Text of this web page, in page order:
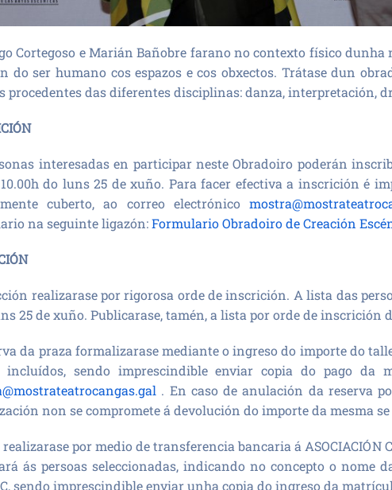
Cortegoso e Marián Bañobre farano no contexto físico
do ser humano cos espazos e cos obxectos. Trátase dun
procedentes das diferentes disciplinas: danza, interpretación,
interesadas en participar neste Obradoiro poderán
do luns 25 de xuño. Para facer efectiva a inscrición é
cuberto, ao correo electrónico
na seguinte ligazón:Formulario Obradoiro de Creación
realizarase por rigorosa orde de inscrición. A lista das
25 de xuño. Publicarase, tamén, a lista por orde de inscrición
da praza formalizarase mediante o ingreso do importe do
incluídos, sendo imprescindible enviar copia do pago da
. En caso de anulación da reserva
non se compromete á devolución do importe da mesma
realizarase por medio de transferencia bancaria á ASOCIACIÓN
ás persoas seleccionadas, indicando no concepto o nome
sendo imprescindible enviar unha copia do ingreso da